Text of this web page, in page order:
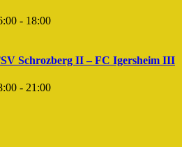
- 18:00
Schrozberg II – FC Igersheim III
- 21:00